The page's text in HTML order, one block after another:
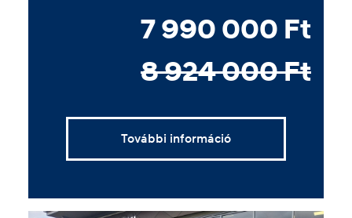
7 990 000 Ft
8 924 000 Ft
További információ